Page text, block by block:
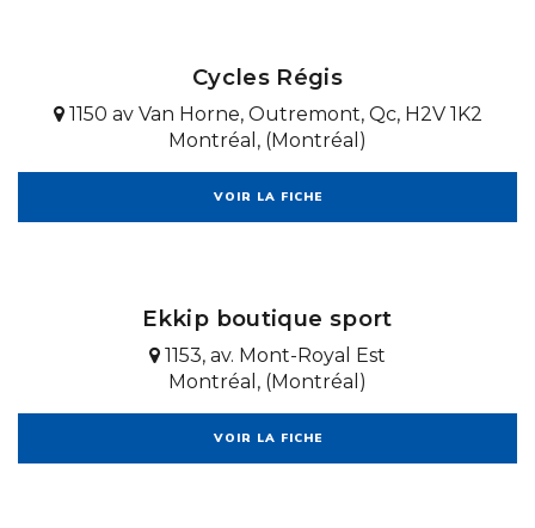
Cycles Régis
1150 av Van Horne, Outremont, Qc, H2V 1K2
Montréal, (Montréal)
VOIR LA FICHE
Ekkip boutique sport
1153, av. Mont-Royal Est
Montréal, (Montréal)
VOIR LA FICHE